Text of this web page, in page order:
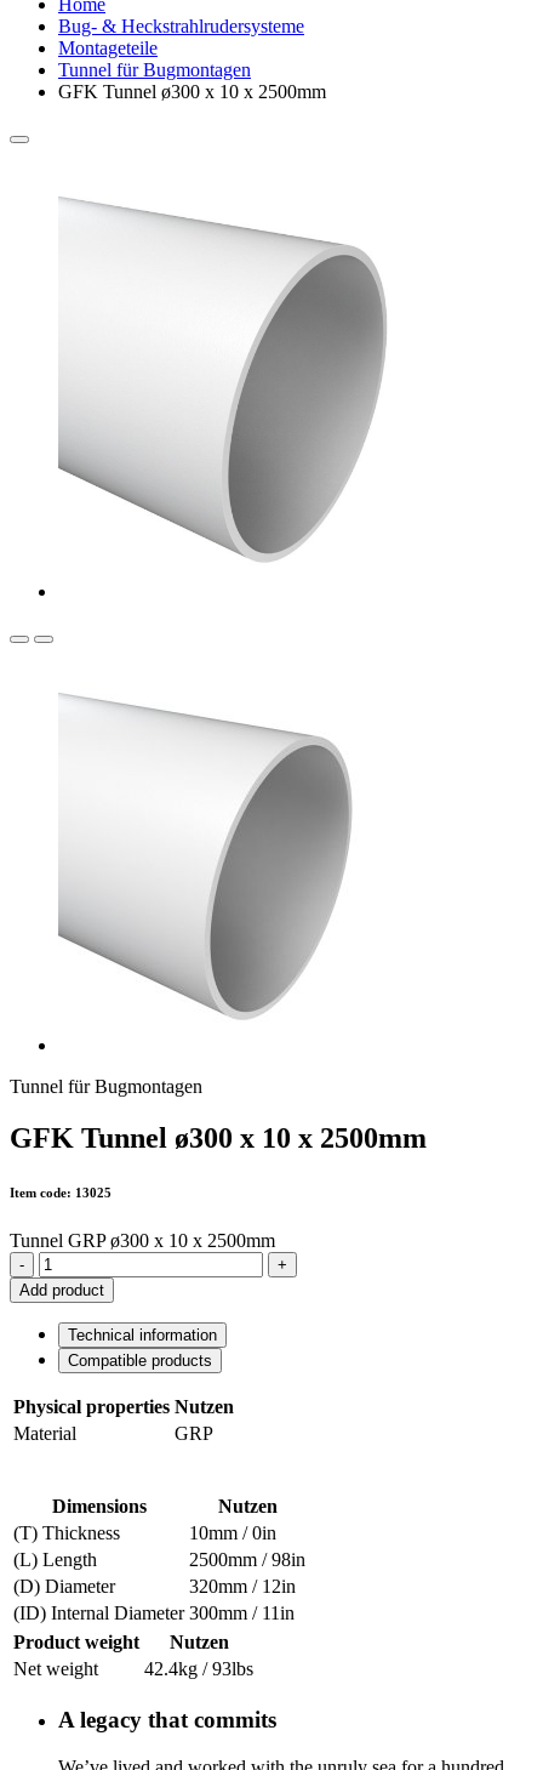
Home
Bug- & Heckstrahlrudersysteme
Montageteile
Tunnel für Bugmontagen
GFK Tunnel ø300 x 10 x 2500mm
Tunnel für Bugmontagen
GFK Tunnel ø300 x 10 x 2500mm
Item code: 13025
Tunnel GRP ø300 x 10 x 2500mm
-
+
Add product
Technical information
Compatible products
Physical properties Nutzen
Material
GRP
Dimensions
Nutzen
(T) Thickness
10mm / 0in
(L) Length
2500mm / 98in
(D) Diameter
320mm / 12in
(ID) Internal Diameter 300mm / 11in
Product weight
Nutzen
Net weight
42.4kg / 93lbs
A legacy that commits